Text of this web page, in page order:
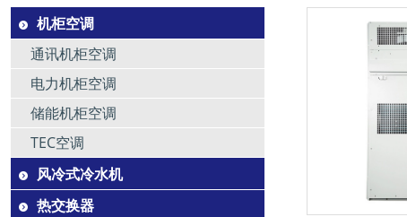
机柜空调
通讯机柜空调
电力机柜空调
储能机柜空调
TEC空调
风冷式冷水机
热交换器